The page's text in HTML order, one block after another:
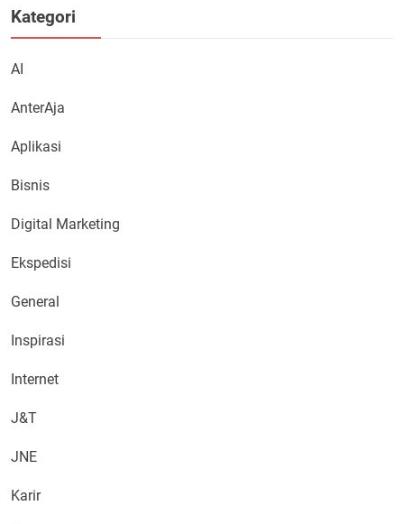
Kategori
AI
AnterAja
Aplikasi
Bisnis
Digital Marketing
Ekspedisi
General
Inspirasi
Internet
J&T
JNE
Karir